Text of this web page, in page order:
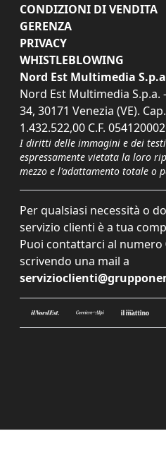
CONDIZIONI DI VENDITA
GERENZA
PRIVACY
WHISTLEBLOWING
Nord Est Multimedia
Nord Est Multimedia S.p.a.
34, 30171 Venezia (VE).
1.432.522,00 C.F.
I diritti delle immagini e dei
espressamente vietata la loro
mezzo e l'adattamento totale o
Per qualsiasi necessità o
servizio clienti è a tua
Puoi contattarci al numero
scrivendo una mail a